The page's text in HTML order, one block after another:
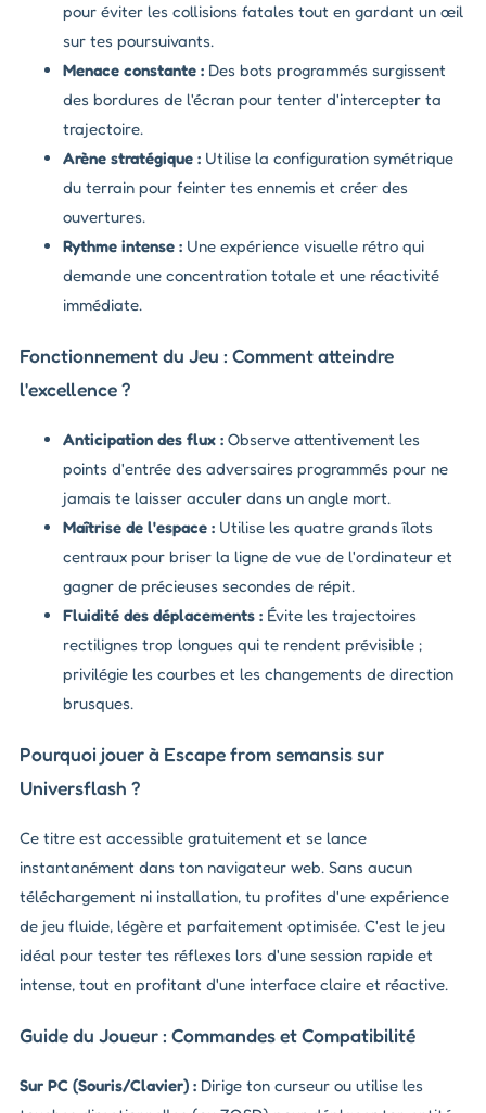
pour éviter les collisions fatales tout en gardant un œil
sur tes poursuivants.
Menace constante : Des bots programmés surgissent
des bordures de l'écran pour tenter d'intercepter ta
trajectoire.
Arène stratégique : Utilise la configuration symétrique
du terrain pour feinter tes ennemis et créer des
ouvertures.
Rythme intense : Une expérience visuelle rétro qui
demande une concentration totale et une réactivité
immédiate.
Fonctionnement du Jeu : Comment atteindre
l'excellence ?
Anticipation des flux : Observe attentivement les
points d'entrée des adversaires programmés pour ne
jamais te laisser acculer dans un angle mort.
Maîtrise de l'espace : Utilise les quatre grands îlots
centraux pour briser la ligne de vue de l'ordinateur et
gagner de précieuses secondes de répit.
Fluidité des déplacements : Évite les trajectoires
rectilignes trop longues qui te rendent prévisible ;
privilégie les courbes et les changements de direction
brusques.
Pourquoi jouer à Escape from semansis sur
Universflash ?
Ce titre est accessible gratuitement et se lance
instantanément dans ton navigateur web. Sans aucun
téléchargement ni installation, tu profites d'une expérience
de jeu fluide, légère et parfaitement optimisée. C'est le jeu
idéal pour tester tes réflexes lors d'une session rapide et
intense, tout en profitant d'une interface claire et réactive.
Guide du Joueur : Commandes et Compatibilité
Sur PC (Souris/Clavier) : Dirige ton curseur ou utilise les